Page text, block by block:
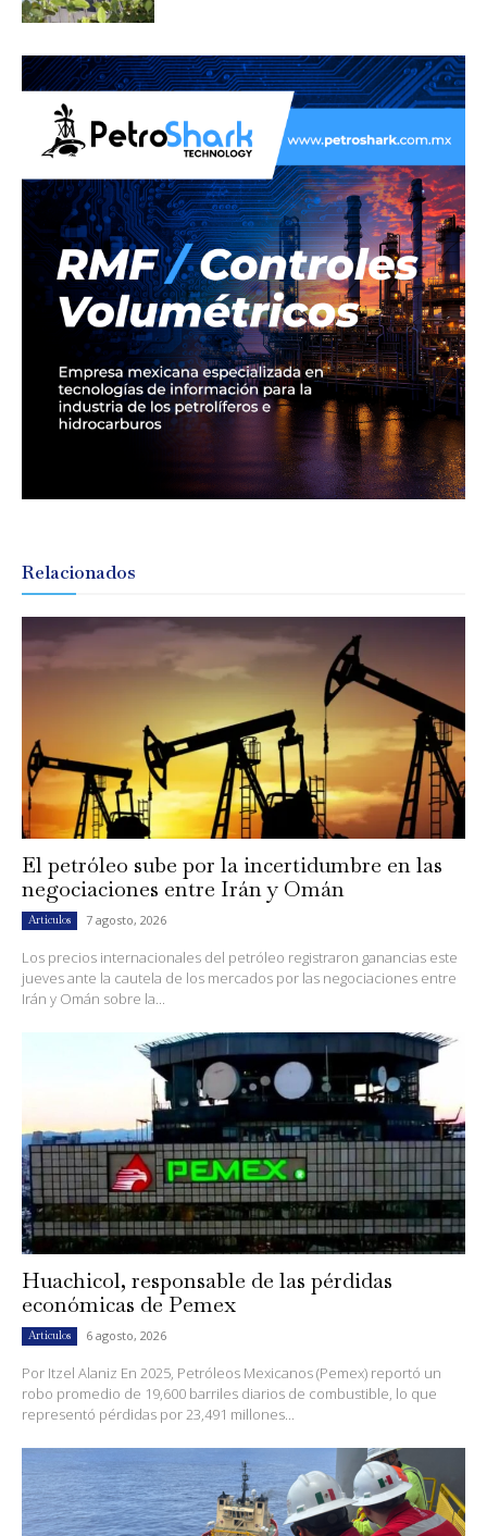
Relacionados
El petróleo sube por la incertidumbre en las
negociaciones entre Irán y Omán
Artículos 7 agosto, 2026
Los precios internacionales del petróleo registraron ganancias este
jueves ante la cautela de los mercados por las negociaciones entre
Irán y Omán sobre la...
Huachicol, responsable de las pérdidas
económicas de Pemex
Artículos 6 agosto, 2026
Por Itzel Alaniz En 2025, Petróleos Mexicanos (Pemex) reportó un
robo promedio de 19,600 barriles diarios de combustible, lo que
representó pérdidas por 23,491 millones...